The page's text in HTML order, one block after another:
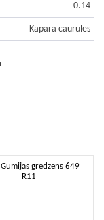
0.14
Kapara caurules